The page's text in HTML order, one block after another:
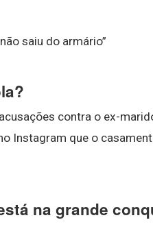
saiu do armário”
contra o ex-
Instagram que o
na grande